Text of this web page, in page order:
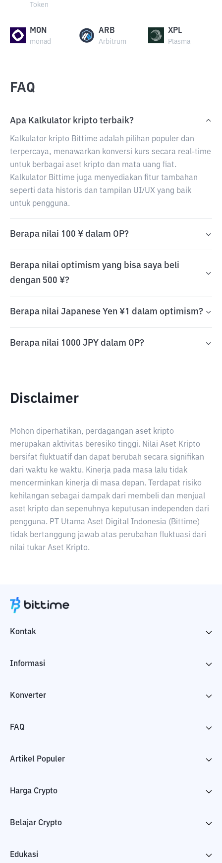
Token
MON
monad
ARB
Arbitrum
XPL
Plasma
FAQ
Apa Kalkulator kripto terbaik?
Kalkulator kripto Bittime adalah pilihan populer dan
terpercaya, menawarkan konversi kurs secara real-time
untuk berbagai aset kripto dan mata uang fiat.
Kalkulator Bittime juga menyediakan fitur tambahan
seperti data historis dan tampilan UI/UX yang baik
untuk pengguna.
Berapa nilai 100 ¥ dalam OP?
Berapa nilai optimism yang bisa saya beli
dengan 500 ¥?
Berapa nilai Japanese Yen ¥1 dalam optimism?
Berapa nilai 1000 JPY dalam OP?
Disclaimer
Mohon diperhatikan, perdagangan aset kripto
merupakan aktivitas beresiko tinggi. Nilai Aset Kripto
bersifat fluktuatif dan dapat berubah secara signifikan
dari waktu ke waktu. Kinerja pada masa lalu tidak
mencerminkan kinerja di masa depan. Terdapat risiko
kehilangan sebagai dampak dari membeli dan menjual
aset kripto dan sepenuhnya keputusan independen dari
pengguna. PT Utama Aset Digital Indonesia (Bittime)
tidak bertanggung jawab atas perubahan fluktuasi dari
nilai tukar Aset Kripto.
Kontak
Informasi
Konverter
FAQ
Artikel Populer
Harga Crypto
Belajar Crypto
Edukasi